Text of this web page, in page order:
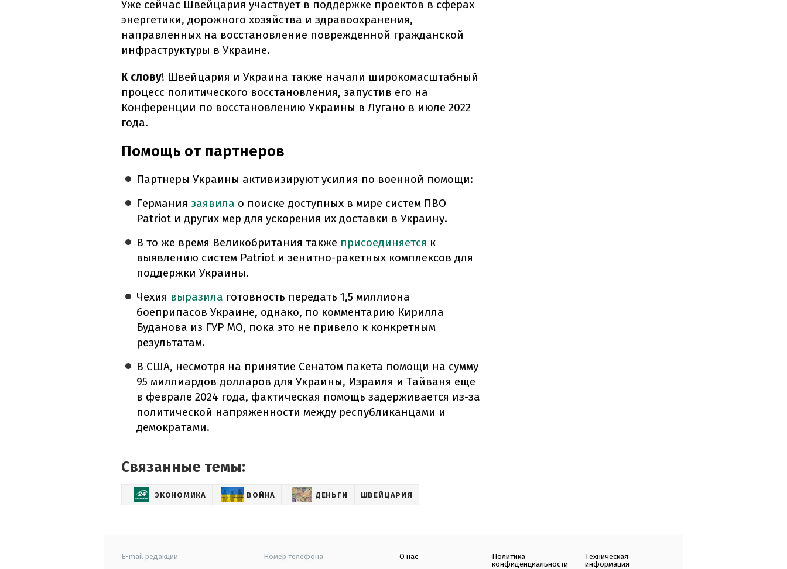
Уже сейчас Швейцария участвует в поддержке проектов в сферах
энергетики, дорожного хозяйства и здравоохранения,
направленных на восстановление поврежденной гражданской
инфраструктуры в Украине.
К слову! Швейцария и Украина также начали широкомасштабный
процесс политического восстановления, запустив его на
Конференции по восстановлению Украины в Лугано в июле 2022
года.
Помощь от партнеров
Партнеры Украины активизируют усилия по военной помощи:
Германиязаявила о поиске доступных в мире систем ПВО
Patriot и других мер для ускорения их доставки в Украину.
В то же время Великобритания также присоединяется к
выявлению систем Patriot и зенитно-ракетных комплексов для
поддержки Украины.
Чехия выразила готовность передать 1,5 миллиона
боеприпасов Украине, однако, по комментарию Кирилла
Буданова из ГУР МО, пока это не привело к конкретным
результатам.
В США, несмотря на принятие Сенатом пакета помощи на сумму
95 миллиардов долларов для Украины, Израиля и Тайваня еще
в феврале 2024 года, фактическая помощь задерживается из-за
политической напряженности между республиканцами и
демократами.
Связанные темы:
ЭКОНОМИКА ВОЙНА ДЕНЬГИ ШВЕЙЦАРИЯ
E-mail редакции Номер телефона: О нас
Политика
конфиденциальности
Техническая
информация